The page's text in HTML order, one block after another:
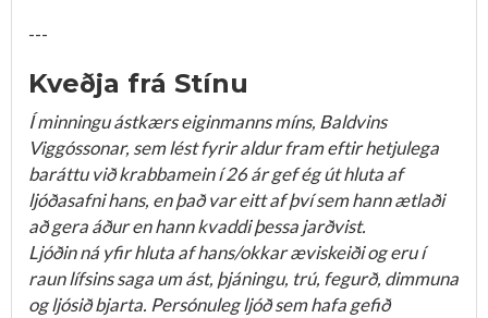
---
Kveðja frá Stínu
Í minningu ástkærs eiginmanns míns, Baldvins
Viggóssonar, sem lést fyrir aldur fram eftir hetjulega
baráttu við krabbamein í 26 ár gef ég út hluta af
ljóðasafni hans, en það var eitt af því sem hann ætlaði
að gera áður en hann kvaddi þessa jarðvist.
Ljóðin ná yfir hluta af hans/okkar æviskeiði og eru í
raun lífsins saga um ást, þjáningu, trú, fegurð, dimmuna
og ljósið bjarta. Persónuleg ljóð sem hafa gefið